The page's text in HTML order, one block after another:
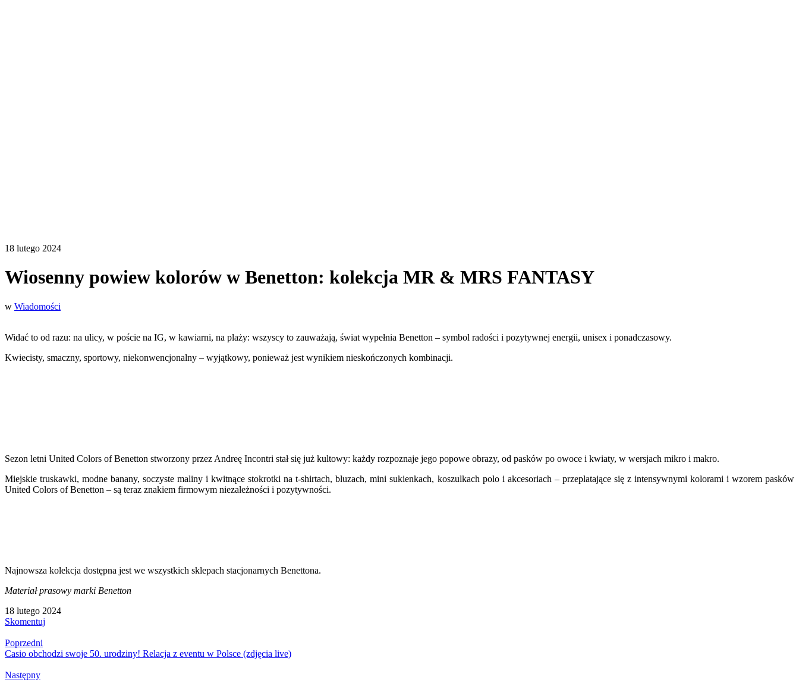
18 lutego 2024
Wiosenny powiew kolorów w Benetton: kolekcja MR & MRS FANTASY
w Wiadomości
Widać to od razu: na ulicy, w poście na IG, w kawiarni, na plaży: wszyscy to zauważają, świat wypełnia Benetton – symbol radości i pozytywnej energii, unisex i ponadczasowy.
Kwiecisty, smaczny, sportowy, niekonwencjonalny – wyjątkowy, ponieważ jest wynikiem nieskończonych kombinacji.
Sezon letni United Colors of Benetton stworzony przez Andreę Incontri stał się już kultowy: każdy rozpoznaje jego popowe obrazy, od pasków po owoce i kwiaty, w wersjach mikro i makro.
Miejskie truskawki, modne banany, soczyste maliny i kwitnące stokrotki na t-shirtach, bluzach, mini sukienkach, koszulkach polo i akcesoriach – przeplatające się z intensywnymi kolorami i wzorem pasków
United Colors of Benetton – są teraz znakiem firmowym niezależności i pozytywności.
Najnowsza kolekcja dostępna jest we wszystkich sklepach stacjonarnych Benettona.
Materiał prasowy marki Benetton
18 lutego 2024
Skomentuj
Poprzedni
Casio obchodzi swoje 50. urodziny! Relacja z eventu w Polsce (zdjęcia live)
Następny